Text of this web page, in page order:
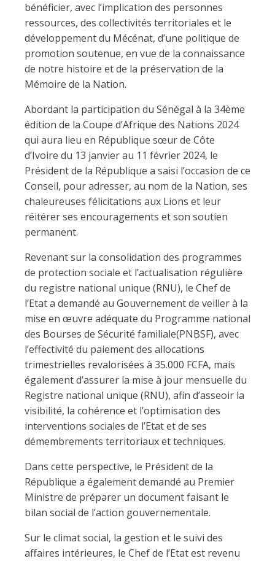
bénéficier, avec l’implication des personnes
ressources, des collectivités territoriales et le
développement du Mécénat, d’une politique de
promotion soutenue, en vue de la connaissance
de notre histoire et de la préservation de la
Mémoire de la Nation.
Abordant la participation du Sénégal à la 34ème
édition de la Coupe d’Afrique des Nations 2024
qui aura lieu en République sœur de Côte
d’Ivoire du 13 janvier au 11 février 2024, le
Président de la République a saisi l’occasion de ce
Conseil, pour adresser, au nom de la Nation, ses
chaleureuses félicitations aux Lions et leur
réitérer ses encouragements et son soutien
permanent.
Revenant sur la consolidation des programmes
de protection sociale et l’actualisation régulière
du registre national unique (RNU), le Chef de
l’Etat a demandé au Gouvernement de veiller à la
mise en œuvre adéquate du Programme national
des Bourses de Sécurité familiale(PNBSF), avec
l’effectivité du paiement des allocations
trimestrielles revalorisées à 35.000 FCFA, mais
également d’assurer la mise à jour mensuelle du
Registre national unique (RNU), afin d’asseoir la
visibilité, la cohérence et l’optimisation des
interventions sociales de l’Etat et de ses
démembrements territoriaux et techniques.
Dans cette perspective, le Président de la
République a également demandé au Premier
Ministre de préparer un document faisant le
bilan social de l’action gouvernementale.
Sur le climat social, la gestion et le suivi des
affaires intérieures, le Chef de l’Etat est revenu